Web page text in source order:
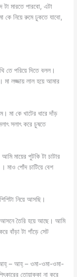
মারতে পারবো, এটা
নিয়ে রুমে ঢুকতে যাবো,
তে পরিয়ে দিতে বলল।
মা লজ্জায় লাল হয়ে আমার
মা কে খাটের ধারে দাঁড়
সলাৎ করে চুষতে
মায়ের পুটকি টা চাটার
মাও পোঁদ চাটিয়ে বেশ
নিয়ে আসছি।
আসনে তৈরি হয়ে আছে। আমি
বাঁড়া টা গাঁড়ে সেট
– আহ্ – ওমা-ওমা-ওমা-
তোয়াক্কা না করে